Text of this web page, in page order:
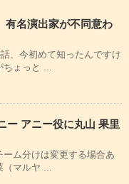
名演出家が不同意わ
、今初めて知ったんですけ
ちょっと ...
ー アニー役に丸山 果里
ム分けは変更する場合あ
（マルヤ ...